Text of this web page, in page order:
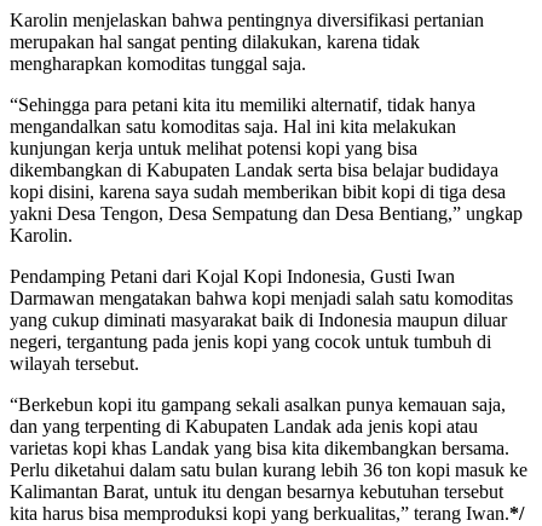
Karolin menjelaskan bahwa pentingnya diversifikasi pertanian
merupakan hal sangat penting dilakukan, karena tidak
mengharapkan komoditas tunggal saja.
“Sehingga para petani kita itu memiliki alternatif, tidak hanya
mengandalkan satu komoditas saja. Hal ini kita melakukan
kunjungan kerja untuk melihat potensi kopi yang bisa
dikembangkan di Kabupaten Landak serta bisa belajar budidaya
kopi disini, karena saya sudah memberikan bibit kopi di tiga desa
yakni Desa Tengon, Desa Sempatung dan Desa Bentiang,” ungkap
Karolin.
Pendamping Petani dari Kojal Kopi Indonesia, Gusti Iwan
Darmawan mengatakan bahwa kopi menjadi salah satu komoditas
yang cukup diminati masyarakat baik di Indonesia maupun diluar
negeri, tergantung pada jenis kopi yang cocok untuk tumbuh di
wilayah tersebut.
“Berkebun kopi itu gampang sekali asalkan punya kemauan saja,
dan yang terpenting di Kabupaten Landak ada jenis kopi atau
varietas kopi khas Landak yang bisa kita dikembangkan bersama.
Perlu diketahui dalam satu bulan kurang lebih 36 ton kopi masuk ke
Kalimantan Barat, untuk itu dengan besarnya kebutuhan tersebut
kita harus bisa memproduksi kopi yang berkualitas,” terang Iwan.*/